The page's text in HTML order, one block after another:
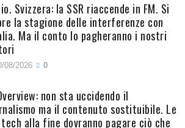
Svizzera: la SSR riaccende in FM. Si
la stagione delle interferenze con
Ma il conto lo pagheranno i nostri
08/2026 0
non sta uccidendo il
ma il contenuto sostituibile. Le
alla fine dovranno pagare ciò che